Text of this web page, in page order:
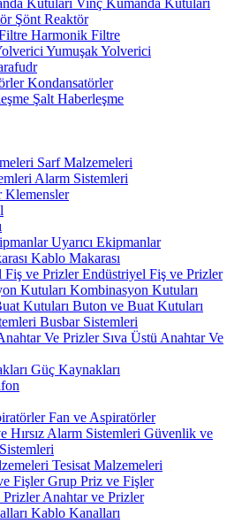
Vinç Kumanda Kutuları
Şönt Reaktör
Harmonik Filtre
Yumuşak Yolverici
Kondansatörler
Şalt Haberleşme
Sarf Malzemeleri
Alarm Sistemleri
Klemensler
Uyarıcı Ekipmanlar
Kablo Makarası
Endüstriyel Fiş ve Prizler
Kombinasyon Kutuları
Buton ve Buat Kutuları
Busbar Sistemleri
Sıva Üstü Anahtar Ve
Güç Kaynakları
Fan ve Aspiratörler
Güvenlik ve
Tesisat Malzemeleri
Grup Priz ve Fişler
Anahtar ve Prizler
Kablo Kanalları